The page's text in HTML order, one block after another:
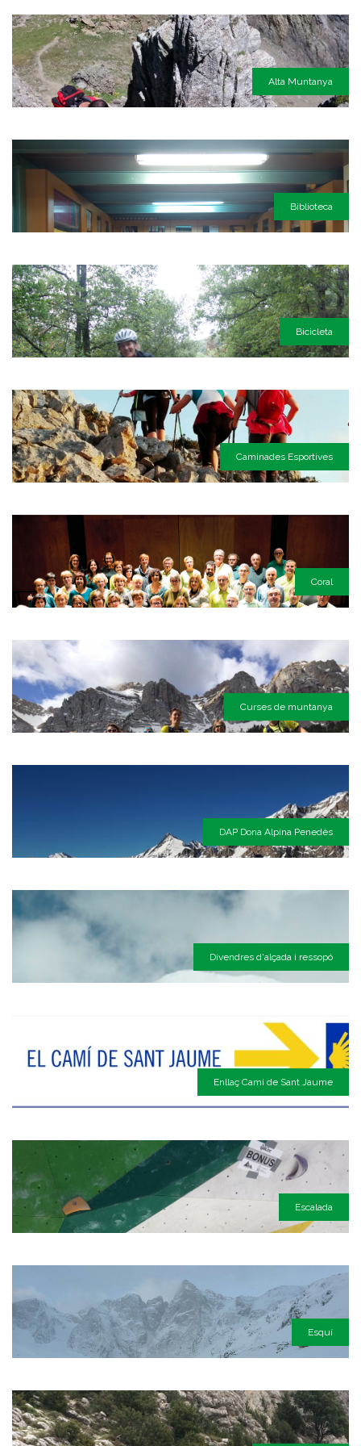
Alta Muntanya
Biblioteca
Bicicleta
Caminades Esportives
Coral
Curses de muntanya
DAP Dona Alpina Penedès
Divendres d'alçada i ressopó
Enllaç Camí de Sant Jaume
Escalada
Esquí